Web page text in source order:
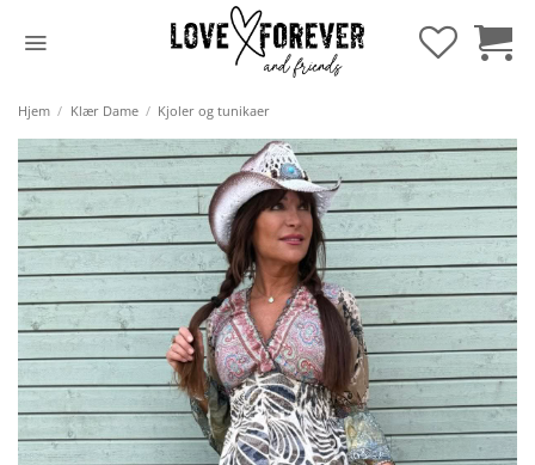
Hjem / Klær Dame / Kjoler og tunikaer